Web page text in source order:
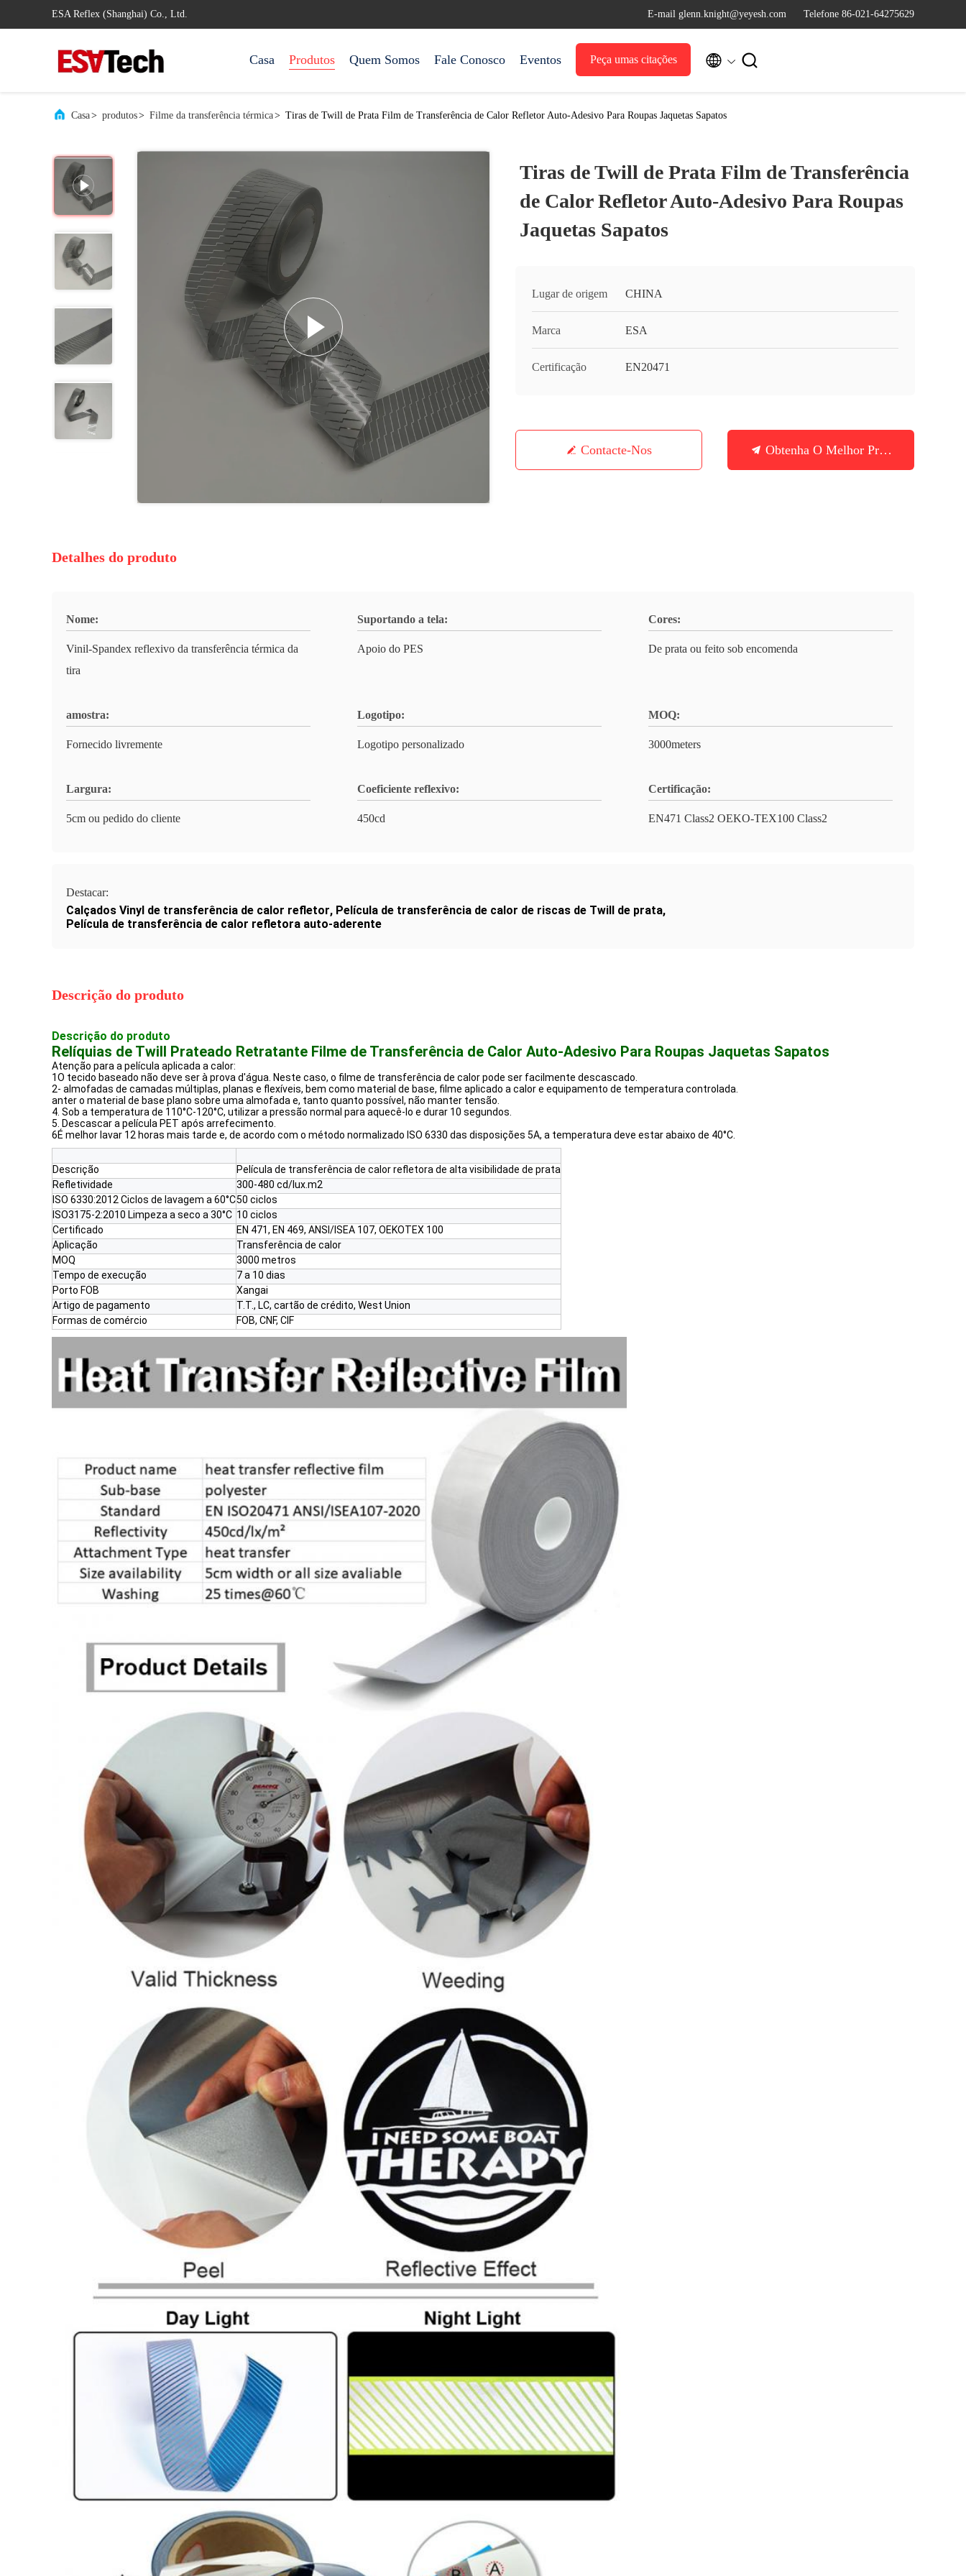
ESA Reflex (Shanghai) Co., Ltd. E-mail glenn.knight@yeyesh.com Telefone 86-021-64275629
Casa Produtos Quem Somos Fale Conosco Eventos Peça umas citações  
Casa> produtos> Filme da transferência térmica> Tiras de Twill de Prata Film de Transferência de Calor Refletor Auto-Adesivo Para Roupas Jaquetas Sapatos
Tiras de Twill de Prata Film de Transferência
de Calor Refletor Auto-Adesivo Para Roupas
Jaquetas Sapatos
Lugar de origem CHINA
Marca ESA
Certificação EN20471
Contacte-Nos Obtenha O Melhor Preço
Detalhes do produto
Nome:
Vinil-Spandex reflexivo da transferência térmica da
tira
Suportando a tela:
Apoio do PES
Cores:
De prata ou feito sob encomenda
amostra:
Fornecido livremente
Logotipo:
Logotipo personalizado
MOQ:
3000meters
Largura:
5cm ou pedido do cliente
Coeficiente reflexivo:
450cd
Certificação:
EN471 Class2 OEKO-TEX100 Class2
Destacar:
Calçados Vinyl de transferência de calor refletor, Película de transferência de calor de riscas de Twill de prata,
Película de transferência de calor refletora auto-aderente
Descrição do produto
Descrição do produto
Relíquias de Twill Prateado Retratante Filme de Transferência de Calor Auto-Adesivo Para Roupas Jaquetas Sapatos
Atenção para a película aplicada a calor:
1O tecido baseado não deve ser à prova d'água. Neste caso, o filme de transferência de calor pode ser facilmente descascado.
2- almofadas de camadas múltiplas, planas e flexíveis, bem como material de base, filme aplicado a calor e equipamento de temperatura controlada.
anter o material de base plano sobre uma almofada e, tanto quanto possível, não manter tensão.
4. Sob a temperatura de 110°C-120°C, utilizar a pressão normal para aquecê-lo e durar 10 segundos.
5. Descascar a película PET após arrefecimento.
6É melhor lavar 12 horas mais tarde e, de acordo com o método normalizado ISO 6330 das disposições 5A, a temperatura deve estar abaixo de 40°C.
Descrição
Película de transferência de calor refletora de alta visibilidade de prata
Refletividade
300-480 cd/lux.m2
ISO 6330:2012 Ciclos de lavagem a 60°C50 ciclos
ISO3175-2:2010 Limpeza a seco a 30°C 10 ciclos
Certificado
EN 471, EN 469, ANSI/ISEA 107, OEKOTEX 100
Aplicação
Transferência de calor
MOQ
3000 metros
Tempo de execução
7 a 10 dias
Porto FOB
Xangai
Artigo de pagamento
T.T., LC, cartão de crédito, West Union
Formas de comércio
FOB, CNF, CIF